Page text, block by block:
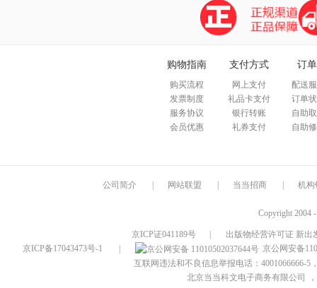
购物指南
购买流程
发票制度
服务协议
会员优惠
支付方式
网上支付
礼品卡支付
银行转账
礼券支付
订
配送
订单
自助
自助
公司简介 网站联盟 当当招商 机构
Copyright 2004
京ICP证041189号
出版物经营许可证 新出
京ICP备17043473号-1
京公网安备
互联网违法和不良信息举报电话：4001066666-5
北京当当科文电子商务有限公司